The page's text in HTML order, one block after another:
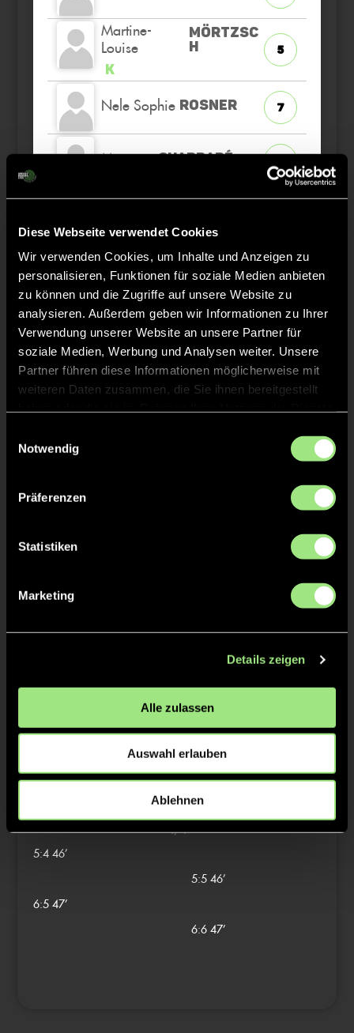
Diese Webseite verwendet Cookies
Wir verwenden Cookies, um Inhalte und Anzeigen zu
personalisieren, Funktionen für soziale Medien anbieten
zu können und die Zugriffe auf unsere Website zu
analysieren. Außerdem geben wir Informationen zu Ihrer
Verwendung unserer Website an unsere Partner für
soziale Medien, Werbung und Analysen weiter. Unsere
Partner führen diese Informationen möglicherweise mit
weiteren Daten zusammen, die Sie ihnen bereitgestellt
Notwendig
Präferenzen
Statistiken
Marketing
Details zeigen
Alle zulassen
Auswahl erlauben
Ablehnen
Martine-
Louise
MÖRTZSC
H
K
5
Nele Sophie ROSNER 7
Maureen CHARRABÉ
Staff
Paul LEWEKE
TW = Torwart & ETW = Ersatztorwart, K = Kapitän
Tore & Karten
1:2 16’
3:3
4:3 32’
4:4
4/4
5:4 46’
5:5 46’
6:5 47’
6:6 47’